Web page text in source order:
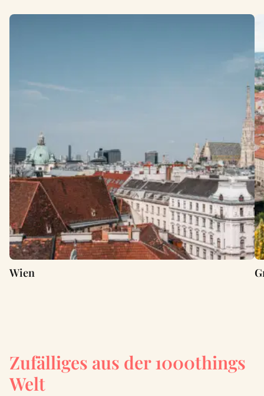
Wien
Zufälliges aus der 1000things
Welt